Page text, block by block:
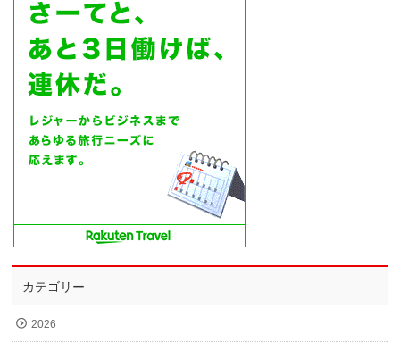
カテゴリー
2026